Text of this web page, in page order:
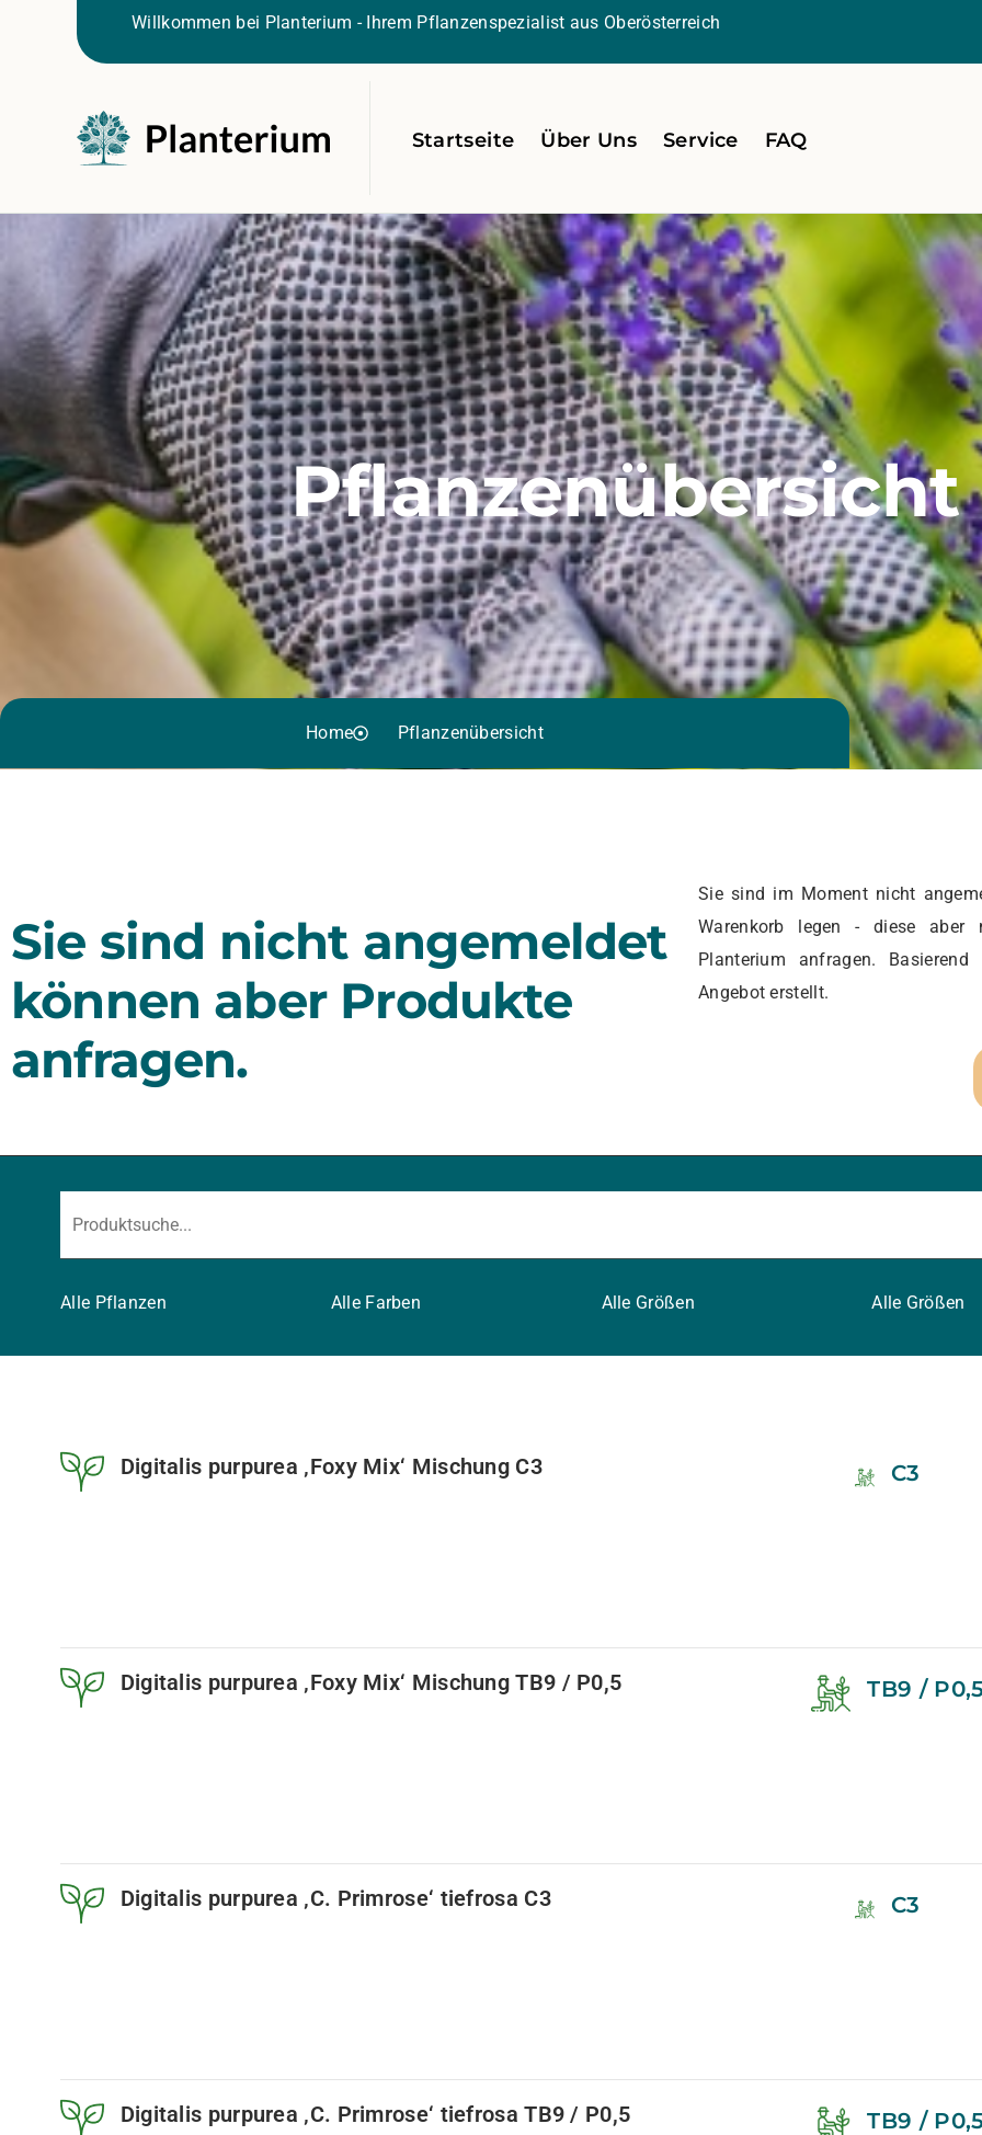
Willkommen bei Planterium - Ihrem Pflanzenspezialist aus Oberösterreich
Startseite Über Uns Service FAQ
Pflanzenübersicht
Home Pflanzenübersicht
Sie sind nicht angemeldet
können aber Produkte
anfragen.
Sie sind im Moment nicht
Warenkorb legen - diese aber
Planterium anfragen.
Angebot erstellt.
Alle Pflanzen Alle Farben Alle Größen Alle Größen
Digitalis purpurea ‚Foxy Mix‘ Mischung C3 C3
Digitalis purpurea ‚Foxy Mix‘ Mischung TB9 / P0,5 TB9 / P0,5
Digitalis purpurea ‚C. Primrose‘ tiefrosa C3 C3
Digitalis purpurea ‚C. Primrose‘ tiefrosa TB9 / P0,5 TB9 / P0,5